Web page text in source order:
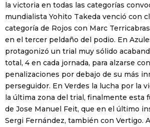
la victoria en todas las categorías
mundialista Yohito Takeda venció con
categoría de Rojos con Marc
en el tercer peldaño del podio. En
protagonizó un trial muy sólido
total, 4 en cada jornada, para alzarse
penalizaciones por debajo de su más
perseguidor. En Verdes la lucha por la
la última zona del trial, finalmente esta
de Jose Manuel Feit, que en el último
Sergi Fernández, también con Vertigo.